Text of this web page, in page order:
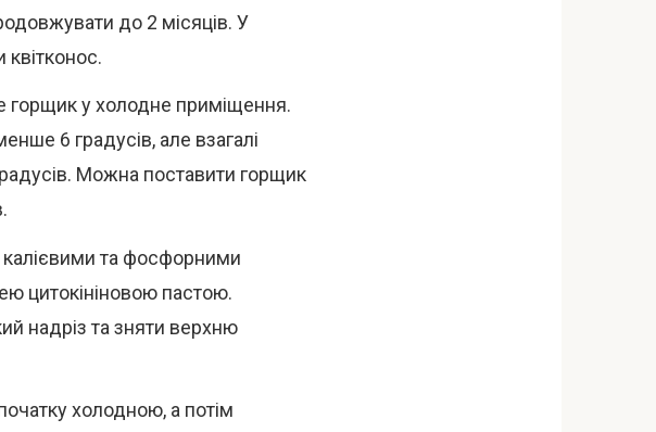
до 2 місяців. У
квітконос.
горщик у холодне приміщення.
6 градусів, але взагалі
Можна поставити горщик
та фосфорними
цитокініновою пастою.
надріз та зняти верхню
холодною, а потім